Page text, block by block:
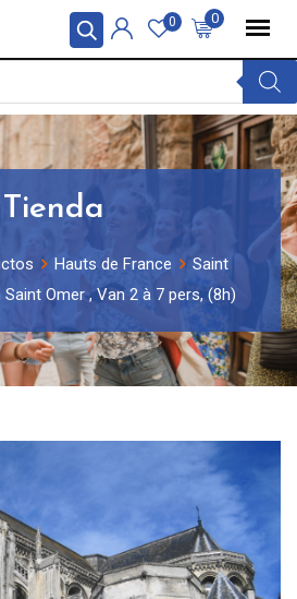
0
0
Tienda
Hauts de France
Saint
Omer , Van 2 à 7 pers, (8h)